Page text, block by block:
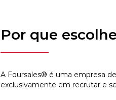
Por que
A Foursales® é uma empresa
exclusivamente em recrutar e